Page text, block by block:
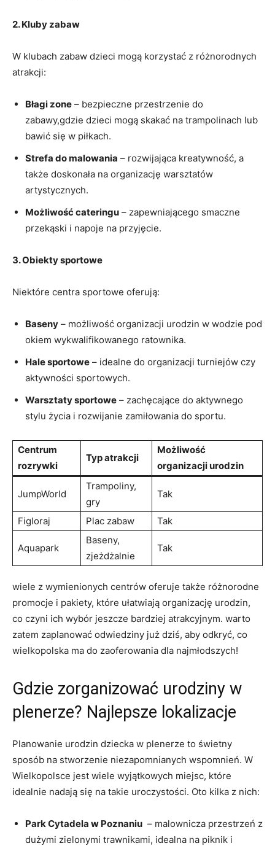
2. Kluby zabaw
W⁢ klubach zabaw dzieci mogą korzystać z różnorodnych ​
atrakcji:
Błagi ‌zone –⁤ bezpieczne przestrzenie ⁤do
‌zabawy,gdzie dzieci mogą skakać na trampolinach lub
bawić się w‍ piłkach.
Strefa do⁢ malowania – rozwijająca ⁤kreatywność, a ​
także doskonała na organizację⁣ warsztatów
artystycznych.
Możliwość cateringu – zapewniającego smaczne
przekąski ​i‍ napoje na przyjęcie.
3. Obiekty sportowe
Niektóre​ centra sportowe ⁢oferują:
Baseny – możliwość⁣ organizacji urodzin w wodzie‍ pod
okiem wykwalifikowanego ratownika.
Hale sportowe – idealne ⁣do organizacji turniejów czy
aktywności sportowych.
Warsztaty sportowe – zachęcające do aktywnego
stylu⁤ życia i rozwijanie ‍zamiłowania do ⁢sportu.
Centrum
rozrywki
Typ atrakcji
Możliwość
organizacji urodzin
JumpWorld
Trampoliny,
gry
Tak
Figloraj Plac ​zabaw Tak
Aquapark
Baseny,
zjeżdżalnie
Tak
wiele‍ z wymienionych centrów oferuje także różnorodne
‌promocje ‍i ⁤pakiety,‌ które ułatwiają organizację urodzin,
co czyni ich wybór jeszcze bardziej ‍atrakcyjnym. warto
zatem zaplanować⁤ odwiedziny już dziś,‌ aby odkryć, co‌
wielkopolska ma do zaoferowania ⁣dla najmłodszych!
Gdzie⁤ zorganizować urodziny w
⁤plenerze? Najlepsze lokalizacje
Planowanie urodzin dziecka w plenerze to świetny
sposób⁣ na ‌stworzenie niezapomnianych wspomnień.​ W
Wielkopolsce jest wiele‌ wyjątkowych miejsc, które
idealnie nadają się na⁤ takie uroczystości. Oto kilka z nich:
Park Cytadela w Poznaniu ‍ – malownicza ⁤przestrzeń z
dużymi ⁢zielonymi trawnikami, idealna na piknik⁢ i